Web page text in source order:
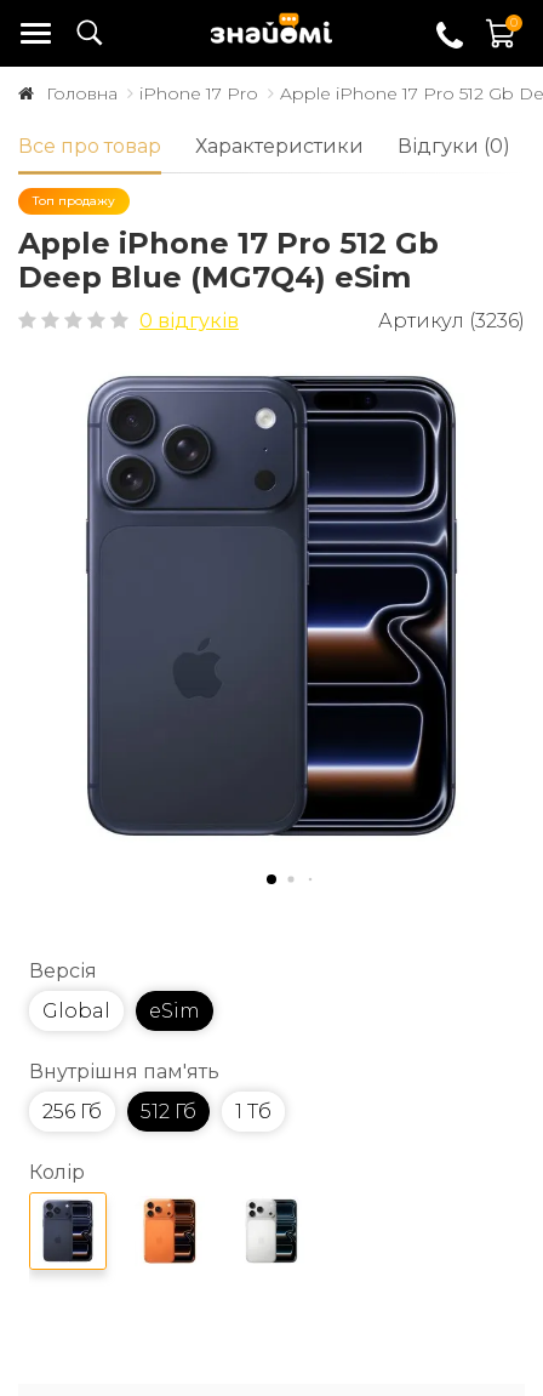
0
Головна iPhone 17 Pro Apple iPhone 17 Pro 512 Gb
Все про товар Характеристики Відгуки (0)
Топ продажу
Apple iPhone 17 Pro 512 Gb
Deep Blue (MG7Q4) eSim
0 відгуків Артикул (3236)
Версія
Global
eSim
Внутрішня пам'ять
256 Гб
512 Гб 1 Тб
Колір